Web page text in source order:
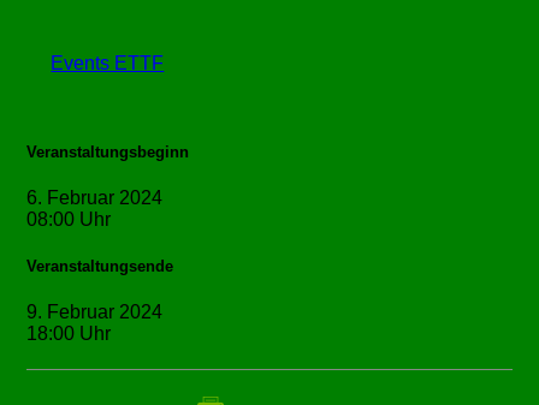
Events ETTF
Veranstaltungsbeginn
6. Februar 2024
08:00 Uhr
Veranstaltungsende
9. Februar 2024
18:00 Uhr